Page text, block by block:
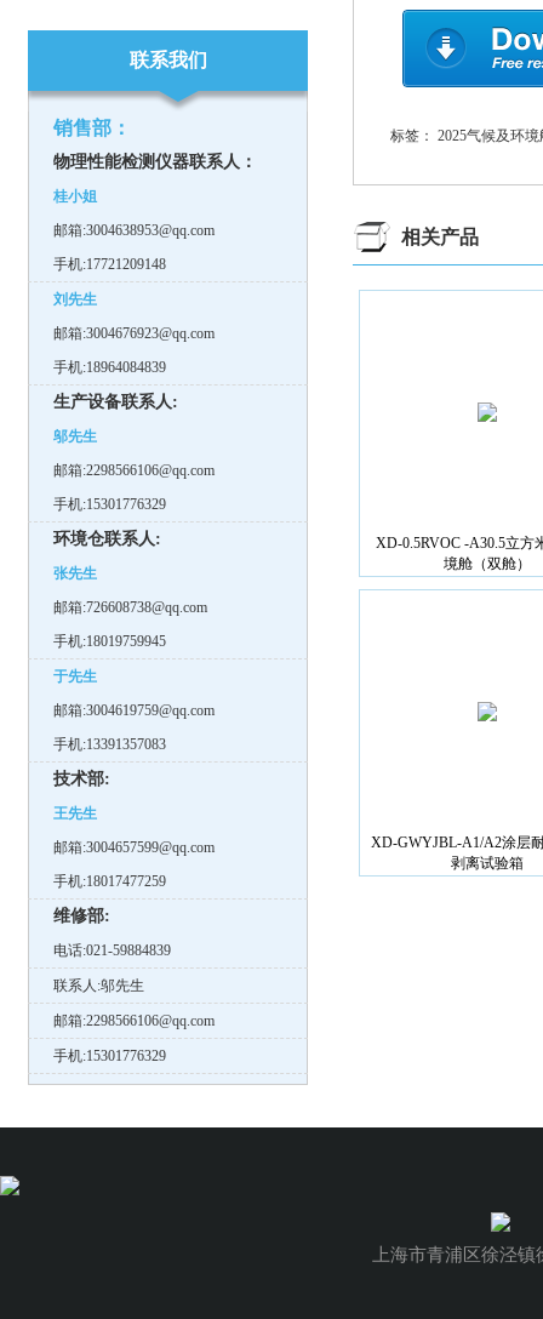
联系我们
销售部：
物理性能检测仪器联系人：
桂小姐
邮箱:3004638953@qq.com
手机:17721209148
刘先生
邮箱:3004676923@qq.com
手机:18964084839
生产设备联系人:
邬先生
邮箱:2298566106@qq.com
手机:15301776329
环境仓联系人:
张先生
邮箱:726608738@qq.com
手机:18019759945
于先生
邮箱:3004619759@qq.com
手机:13391357083
技术部:
王先生
邮箱:3004657599@qq.com
手机:18017477259
维修部:
电话:021-59884839
联系人:邬先生
邮箱:2298566106@qq.com
手机:15301776329
标签： 2025气候及环
相关产品
XD-0.5RVOC -A30.5立方
境舱（双舱）
XD-GWYJBL-A1/A2涂层
剥离试验箱
上海市青浦区徐泾